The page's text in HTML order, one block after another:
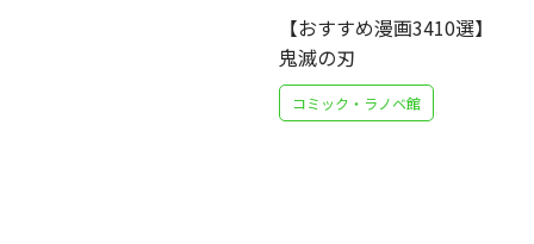
【おすすめ漫画3410選】
鬼滅の刃
コミック・ラノベ館